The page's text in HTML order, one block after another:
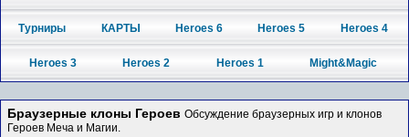
Турниры КАРТЫ Heroes 6 Heroes 5 Heroes 4
Heroes 3 Heroes 2 Heroes 1 Might&Magic
Браузерные клоны Героев Обсуждение браузерных игр и клонов
Героев Меча и Магии.